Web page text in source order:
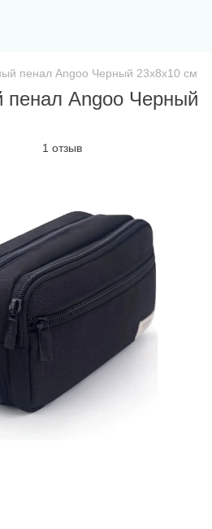
пенал Angoo Черный 23x8x10 см
пенал Angoo Черный
1 отзыв